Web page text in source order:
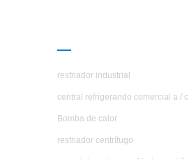
resfriador industrial
central refrigerando comercial a / c
Bomba de calor
resfriador centrífugo